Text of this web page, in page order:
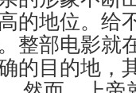
的地位。给
整部电影就
的目的地，